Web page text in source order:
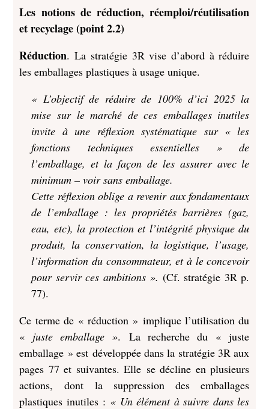
Les notions de réduction, réemploi/réutilisation
et recyclage (point 2.2)
Réduction. La stratégie 3R vise d’abord à réduire
les emballages plastiques à usage unique.
« L’objectif de réduire de 100% d’ici 2025 la
mise sur le marché de ces emballages inutiles
invite à une réflexion systématique sur « les
fonctions techniques essentielles » de
l’emballage, et la façon de les assurer avec le
minimum – voir sans emballage.
Cette réflexion oblige a revenir aux fondamentaux
de l’emballage : les propriétés barrières (gaz,
eau, etc), la protection et l’intégrité physique du
produit, la conservation, la logistique, l’usage,
l’information du consommateur, et à le concevoir
pour servir ces ambitions ». (Cf. stratégie 3R p.
77).
Ce terme de « réduction » implique l’utilisation du
« juste emballage ». La recherche du « juste
emballage » est développée dans la stratégie 3R aux
pages 77 et suivantes. Elle se décline en plusieurs
actions, dont la suppression des emballages
plastiques inutiles : « Un élément à suivre dans les